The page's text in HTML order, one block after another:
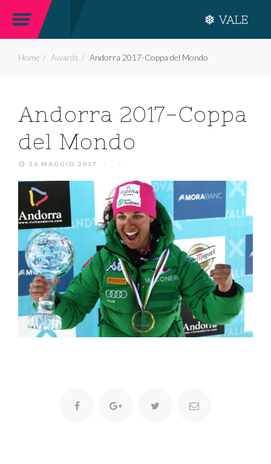
Home Awards Andorra 2017-Coppa del Mondo
Andorra 2017-Coppa
del Mondo
26 MAGGIO 2017 / /